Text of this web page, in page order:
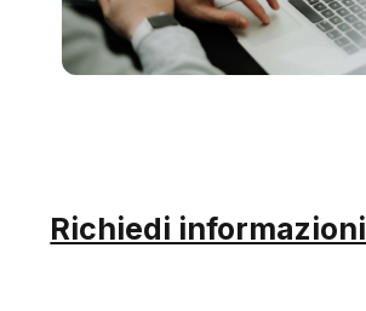
Richiedi informazioni